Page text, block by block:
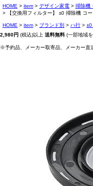
HOME item デザイン家電 掃除機
【交換用フィルター】 ±0 掃除機 コ
HOME item ブランド別 ハ行 ±0
2,980円 (税込)以上 送料無料 (一部地域
※予約品、メーカー取寄品、メーカー直